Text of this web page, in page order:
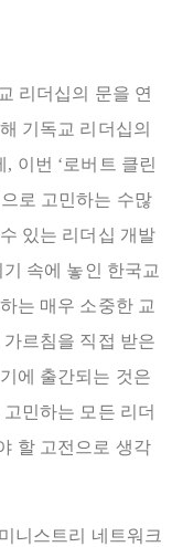
리더십의 문을 연
기독교 리더십의
이번 ‘로버트 클린
로 고민하는 수많
있는 리더십 개발
속에 놓인 한국교
는 매우 소중한 교
르침을 직접 받은
에 출간되는 것은
민하는 모든 리더
할 고전으로 생각
니스트리 네트워크